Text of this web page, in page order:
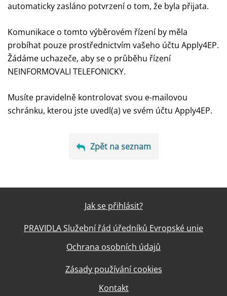
automaticky zasláno potvrzení o tom, že byla přijata.
Komunikace o tomto výběrovém řízení by měla
probíhat pouze prostřednictvím vašeho účtu Apply4EP.
Žádáme uchazeče, aby se o průběhu řízení
NEINFORMOVALI TELEFONICKY.
Musíte pravidelně kontrolovat svou e-mailovou
schránku, kterou jste uvedl(a) ve svém účtu Apply4EP.
Zpět na seznam
Jak se přihlásit?
PRAVIDLA Služební řád úředníků Evropské unie
Ochrana osobních údajů
Zásady používání cookies
Kontakt